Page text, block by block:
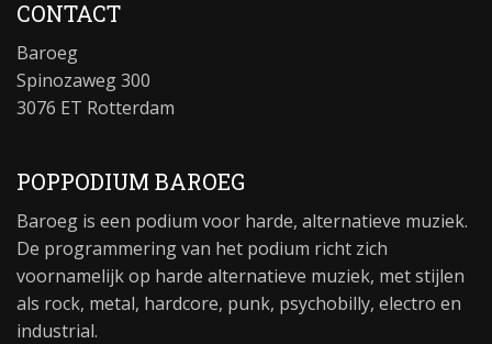
CONTACT
Baroeg
Spinozaweg 300
3076 ET Rotterdam
POPPODIUM BAROEG
Baroeg is een podium voor harde, alternatieve muziek.
De programmering van het podium richt zich
voornamelijk op harde alternatieve muziek, met stijlen
als rock, metal, hardcore, punk, psychobilly, electro en
industrial.